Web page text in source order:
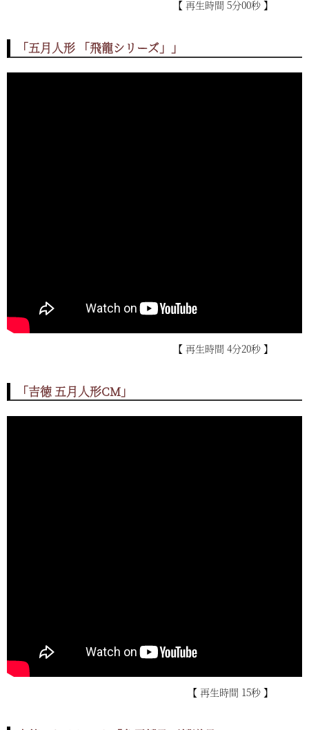
【 再生時間 5分00秒 】
「五月人形 「飛龍シリーズ」」
【 再生時間 4分20秒 】
「吉徳 五月人形CM」
【 再生時間 15秒 】